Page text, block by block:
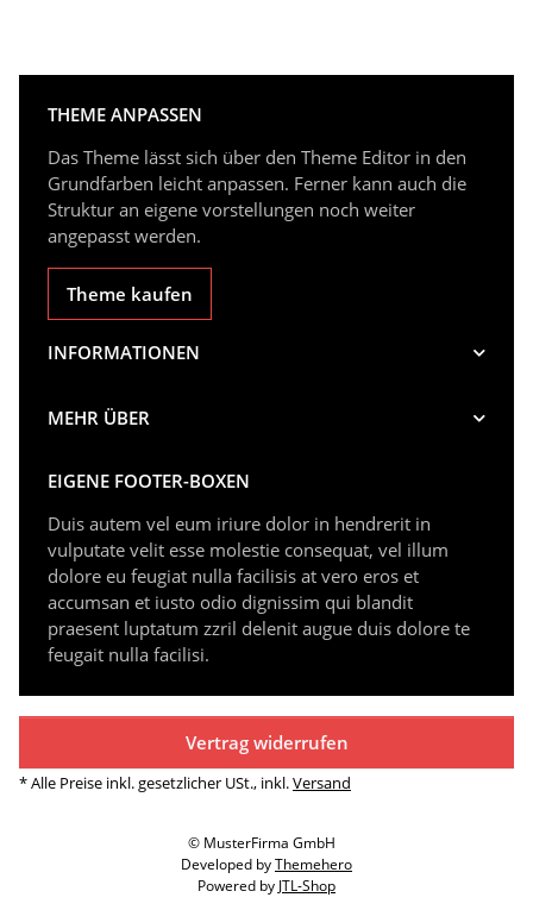
THEME ANPASSEN
Das Theme lässt sich über den Theme Editor in den
Grundfarben leicht anpassen. Ferner kann auch die
Struktur an eigene vorstellungen noch weiter
angepasst werden.
Theme kaufen
INFORMATIONEN
MEHR ÜBER
EIGENE FOOTER-BOXEN
Duis autem vel eum iriure dolor in hendrerit in
vulputate velit esse molestie consequat, vel illum
dolore eu feugiat nulla facilisis at vero eros et
accumsan et iusto odio dignissim qui blandit
praesent luptatum zzril delenit augue duis dolore te
feugait nulla facilisi.
Vertrag widerrufen
* Alle Preise inkl. gesetzlicher USt., inkl.Versand
© MusterFirma GmbH
Developed byThemehero
Powered by JTL-Shop